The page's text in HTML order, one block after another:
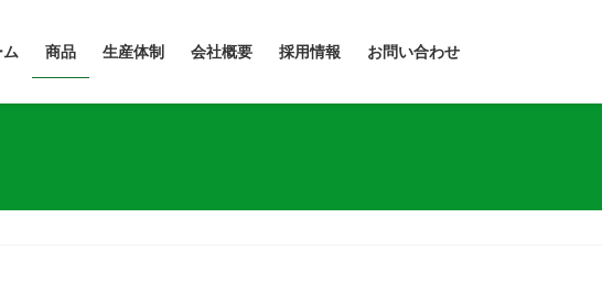
商品 生産体制 会社概要 採用情報 お問い合わせ